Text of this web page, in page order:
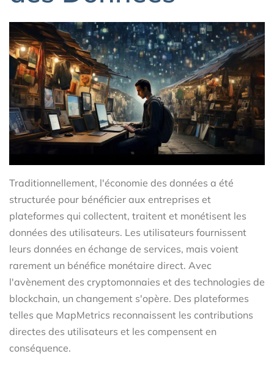
Traditionnellement, l'économie des données a été
structurée pour bénéficier aux entreprises et
plateformes qui collectent, traitent et monétisent les
données des utilisateurs. Les utilisateurs fournissent
leurs données en échange de services, mais voient
rarement un bénéfice monétaire direct. Avec
l'avènement des cryptomonnaies et des technologies de
blockchain, un changement s'opère. Des plateformes
telles que MapMetrics reconnaissent les contributions
directes des utilisateurs et les compensent en
conséquence.